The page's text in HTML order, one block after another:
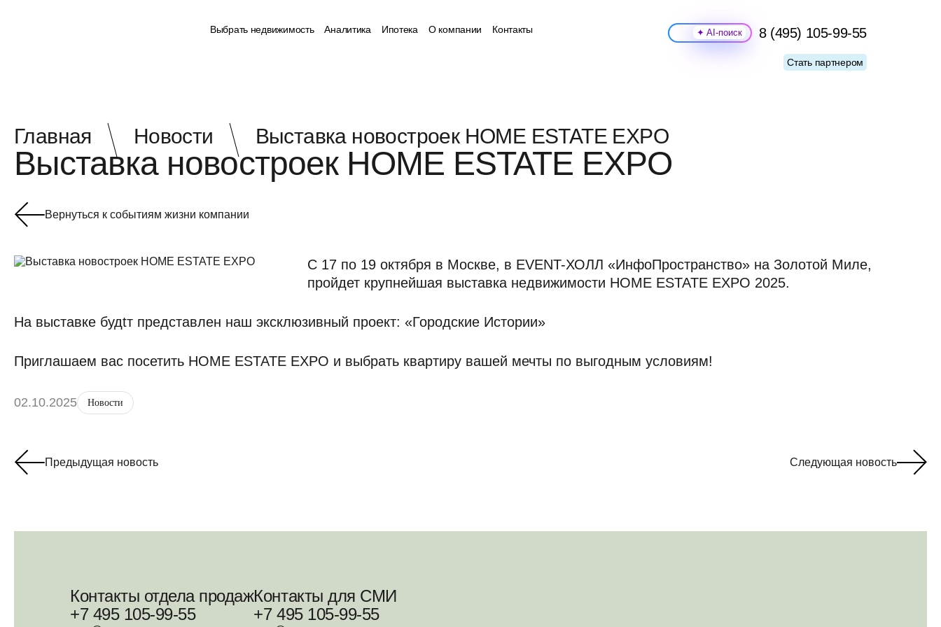
Выбрать недвижимость Аналитика Ипотека О компании Контакты Поиск 8 (495) 105-99-55
Стать партнером
Главная Новости Выставка новостроек HOME ESTATE EXPO
Выставка новостроек HOME ESTATE EXPO
Вернуться к событиям жизни компании
С 17 по 19 октября в Москве, в EVENT-ХОЛЛ «ИнфоПространство» на Золотой Миле,
пройдет крупнейшая выставка недвижимости HOME ESTATE EXPO 2025.
На выставке будtт представлен наш эксклюзивный проект: «Городские Истории»
Приглашаем вас посетить HOME ESTATE EXPO и выбрать квартиру вашей мечты по выгодным условиям!
02.10.2025 Новости
Предыдущая новость Следующая новость
Контакты отдела продаж
+7 495 105-99-55
Контакты для СМИ
+7 495 105-99-55